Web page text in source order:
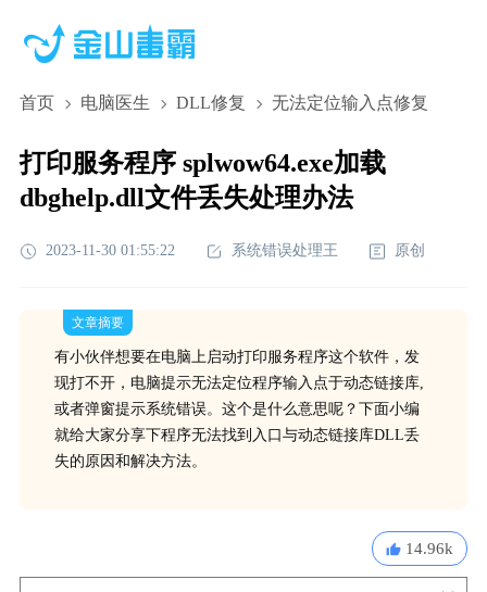
首页 电脑医生 DLL修复 无法定位输入点修复
打印服务程序 splwow64.exe加载
dbghelp.dll文件丢失处理办法
2023-11-30 01:55:22 系统错误处理王 原创
文章摘要
有小伙伴想要在电脑上启动打印服务程序这个软件，发
现打不开，电脑提示无法定位程序输入点于动态链接库,
或者弹窗提示系统错误。这个是什么意思呢？下面小编
就给大家分享下程序无法找到入口与动态链接库DLL丢
失的原因和解决方法。
14.96k